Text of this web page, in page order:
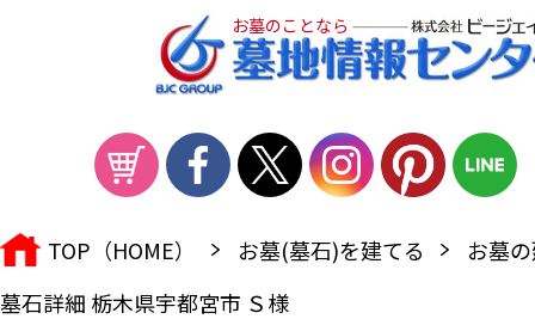
お墓のことなら
TOP（HOME） お墓(墓石)を建てる
お墓
墓石詳細 栃木県宇都宮市 Ｓ様